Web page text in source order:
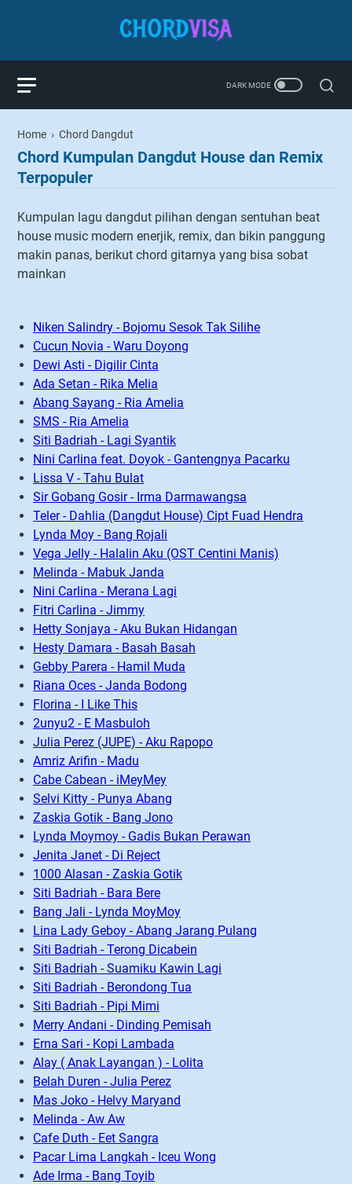
Home › Chord Dangdut
Chord Kumpulan Dangdut House dan Remix
Terpopuler
Kumpulan lagu dangdut pilihan dengan sentuhan beat
house music modern enerjik, remix, dan bikin panggung
makin panas, berikut chord gitarnya yang bisa sobat
mainkan
Niken Salindry - Bojomu Sesok Tak Silihe
Cucun Novia - Waru Doyong
Dewi Asti - Digilir Cinta
Ada Setan - Rika Melia
Abang Sayang - Ria Amelia
SMS - Ria Amelia
Siti Badriah - Lagi Syantik
Nini Carlina feat. Doyok - Gantengnya Pacarku
Lissa V - Tahu Bulat
Sir Gobang Gosir - Irma Darmawangsa
Teler - Dahlia (Dangdut House) Cipt Fuad Hendra
Lynda Moy - Bang Rojali
Vega Jelly - Halalin Aku (OST Centini Manis)
Melinda - Mabuk Janda
Nini Carlina - Merana Lagi
Fitri Carlina - Jimmy
Hetty Sonjaya - Aku Bukan Hidangan
Hesty Damara - Basah Basah
Gebby Parera - Hamil Muda
Riana Oces - Janda Bodong
Florina - I Like This
2unyu2 - E Masbuloh
Julia Perez (JUPE) - Aku Rapopo
Amriz Arifin - Madu
Cabe Cabean - iMeyMey
Selvi Kitty - Punya Abang
Zaskia Gotik - Bang Jono
Lynda Moymoy - Gadis Bukan Perawan
Jenita Janet - Di Reject
1000 Alasan - Zaskia Gotik
Siti Badriah - Bara Bere
Bang Jali - Lynda MoyMoy
Lina Lady Geboy - Abang Jarang Pulang
Siti Badriah - Terong Dicabein
Siti Badriah - Suamiku Kawin Lagi
Siti Badriah - Berondong Tua
Siti Badriah - Pipi Mimi
Merry Andani - Dinding Pemisah
Erna Sari - Kopi Lambada
Alay ( Anak Layangan ) - Lolita
Belah Duren - Julia Perez
Mas Joko - Helvy Maryand
Melinda - Aw Aw
Cafe Duth - Eet Sangra
Pacar Lima Langkah - Iceu Wong
Ade Irma - Bang Toyib